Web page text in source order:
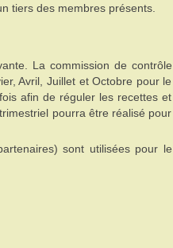
tiers des membres présents.
La commission de contrôle
Avril, Juillet et Octobre pour le
afin de réguler les recettes et
pourra être réalisé pour
sont utilisées pour le